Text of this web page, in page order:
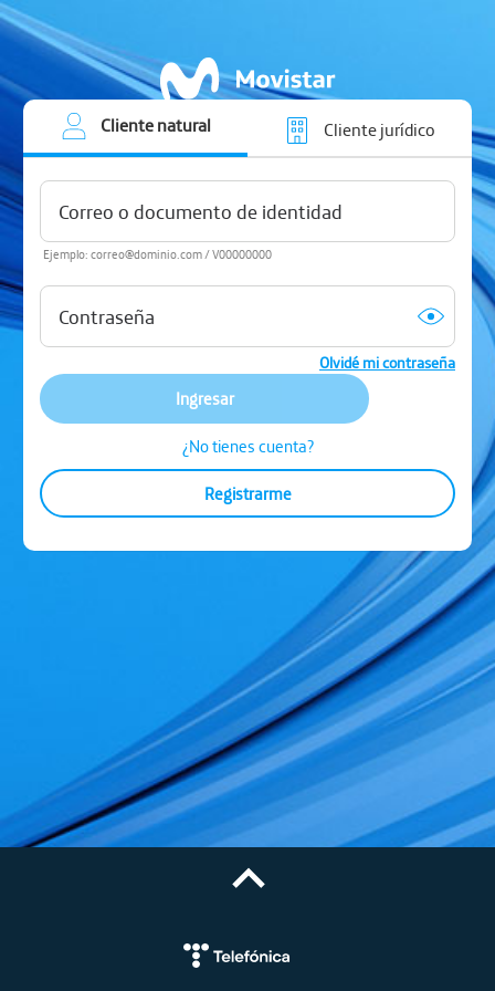
Cliente natural Cliente jurídico
Ejemplo: correo@dominio.com / V00000000
Olvidé mi contraseña
Ingresar
¿No tienes cuenta?
Registrarme